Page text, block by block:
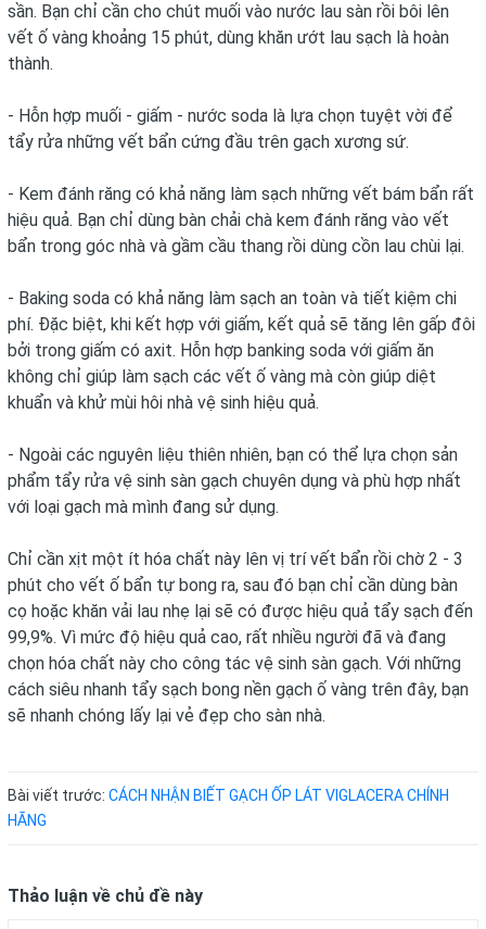
sần. Bạn chỉ cần cho chút muối vào nước lau sàn rồi bôi lên
vết ố vàng khoảng 15 phút, dùng khăn ướt lau sạch là hoàn
thành.
- Hỗn hợp muối - giấm - nước soda là lựa chọn tuyệt vời để
tẩy rửa những vết bẩn cứng đầu trên gạch xương sứ.
- Kem đánh răng có khả năng làm sạch những vết bám bẩn rất
hiệu quả. Bạn chỉ dùng bàn chải chà kem đánh răng vào vết
bẩn trong góc nhà và gầm cầu thang rồi dùng cồn lau chùi lại.
- Baking soda có khả năng làm sạch an toàn và tiết kiệm chi
phí. Đặc biệt, khi kết hợp với giấm, kết quả sẽ tăng lên gấp đôi
bởi trong giấm có axit. Hỗn hợp banking soda với giấm ăn
không chỉ giúp làm sạch các vết ố vàng mà còn giúp diệt
khuẩn và khử mùi hôi nhà vệ sinh hiệu quả.
- Ngoài các nguyên liệu thiên nhiên, bạn có thể lựa chọn sản
phẩm tẩy rửa vệ sinh sàn gạch chuyên dụng và phù hợp nhất
với loại gạch mà mình đang sử dụng.
Chỉ cần xịt một ít hóa chất này lên vị trí vết bẩn rồi chờ 2 - 3
phút cho vết ố bẩn tự bong ra, sau đó bạn chỉ cần dùng bàn
cọ hoặc khăn vải lau nhẹ lại sẽ có được hiệu quả tẩy sạch đến
99,9%. Vì mức độ hiệu quả cao, rất nhiều người đã và đang
chọn hóa chất này cho công tác vệ sinh sàn gạch. Với những
cách siêu nhanh tẩy sạch bong nền gạch ố vàng trên đây, bạn
sẽ nhanh chóng lấy lại vẻ đẹp cho sàn nhà.
Bài viết trước: CÁCH NHẬN BIẾT GẠCH ỐP LÁT VIGLACERA CHÍNH
HÃNG
Thảo luận về chủ đề này